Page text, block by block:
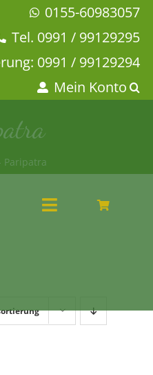
0155-60983057
Tel. 0991 / 99129295
0991 / 99129294
Mein Konto
Toggle
Paripatra